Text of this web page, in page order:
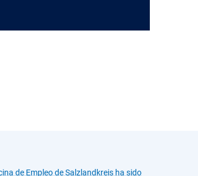
de Empleo de Salzlandkreis ha sido